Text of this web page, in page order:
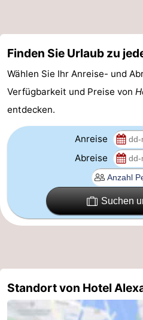
Südholland
Praktisch
Reisebuchshop
Őffentliche
Hauptbahnhof
Schiphol
Parken
Tipps
Finden Sie Urlaub zu
Wählen Sie Ihr Anreise- und
Verfügbarkeit und Preise von
entdecken.
Anreise
Abreise
Suchen
Standort von Hotel